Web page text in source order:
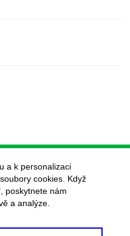
a k personalizaci
cookies. Když
poskytnete nám
a analýze.